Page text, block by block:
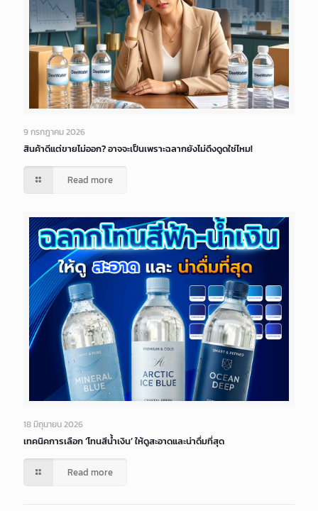
9 กรกฎาคม 2026
สินค้าดีแต่ขายไม่ออก? อาจจะเป็นเพราะฉลากยังไม่ดึงดูดใช่ไหม!
Read more
18 มิถุนายน 2026
เทคนิคการเลือก ‘โทนสีน้ำเงิน’ ให้ดูสะอาดและน่าดื่มที่สุด
Read more